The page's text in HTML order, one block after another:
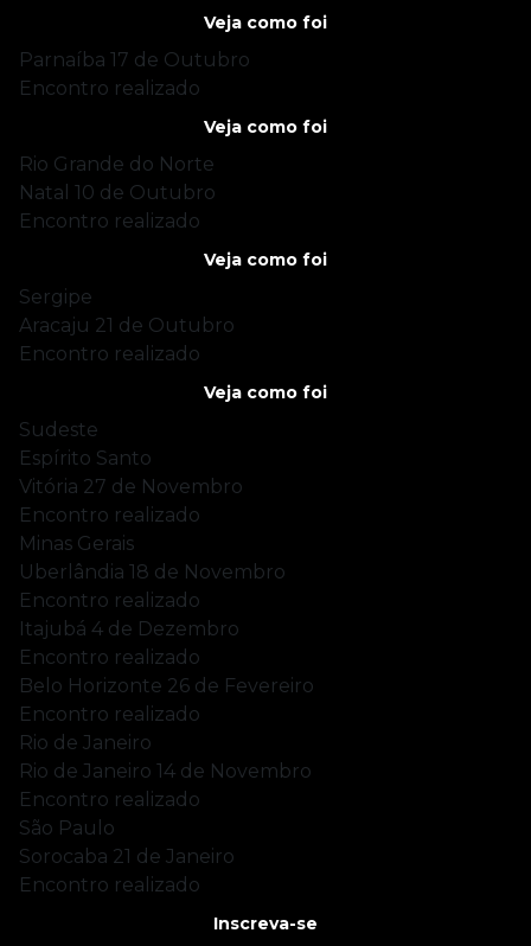
Veja como foi
Parnaíba 17 de Outubro
Encontro realizado
Veja como foi
Rio Grande do Norte
Natal 10 de Outubro
Encontro realizado
Veja como foi
Sergipe
Aracaju 21 de Outubro
Encontro realizado
Veja como foi
Sudeste
Espírito Santo
Vitória 27 de Novembro
Encontro realizado
Minas Gerais
Uberlândia 18 de Novembro
Encontro realizado
Itajubá 4 de Dezembro
Encontro realizado
Belo Horizonte 26 de Fevereiro
Encontro realizado
Rio de Janeiro
Rio de Janeiro 14 de Novembro
Encontro realizado
São Paulo
Sorocaba 21 de Janeiro
Encontro realizado
Inscreva-se